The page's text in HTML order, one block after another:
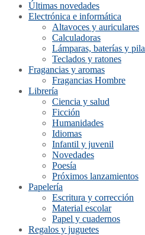
Últimas novedades
Electrónica e informática
Altavoces y auriculares
Calculadoras
Lámparas, baterías y
Teclados y ratones
Fragancias y aromas
Fragancias Hombre
Librería
Ciencia y salud
Ficción
Humanidades
Idiomas
Infantil y juvenil
Novedades
Poesía
Próximos lanzamientos
Papelería
Escritura y corrección
Material escolar
Papel y cuadernos
Regalos y juguetes